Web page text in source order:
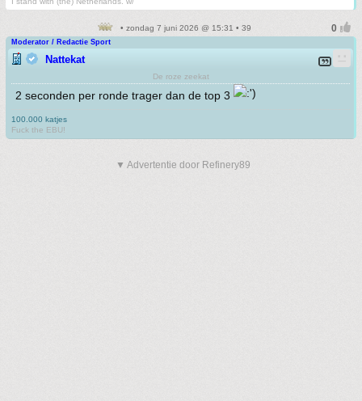
• zondag 7 juni 2026 @ 15:31 • 39
Moderator / Redactie Sport
Nattekat
De roze zeekat
2 seconden per ronde trager dan de top 3
100.000 katjes
Fuck the EBU!
▼ Advertentie door Refinery89